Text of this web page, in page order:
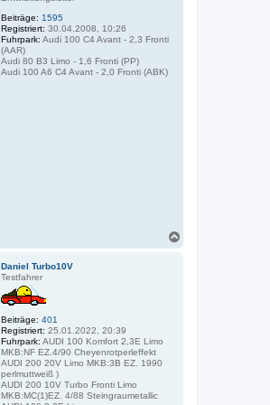
Beiträge: 1595
Registriert: 30.04.2008, 10:26
Fuhrpark: Audi 100 C4 Avant - 2,3 Fronti
(AAR)
Audi 80 B3 Limo - 1,6 Fronti (PP)
Audi 100 A6 C4 Avant - 2,0 Fronti (ABK)
Daniel Turbo10V
Testfahrer
Beiträge: 401
Registriert: 25.01.2022, 20:39
Fuhrpark: AUDI 100 Komfort 2,3E Limo
MKB:NF EZ.4/90 Cheyenrotperleffekt
AUDI 200 20V Limo MKB:3B EZ. 1990
perlmuttweiß )
AUDI 200 10V Turbo Fronti Limo
MKB:MC(1)EZ. 4/88 Steingraumetallic